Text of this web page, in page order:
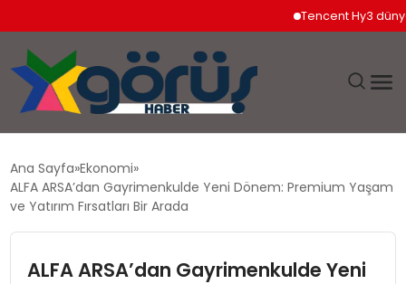
Tencent Hy3 dünya
EKONOMI
Ana Sayfa Ekonomi
ALFA ARSA’dan Gayrimenkulde Yeni Dönem: Premium Yaşam
ve Yatırım Fırsatları Bir Arada
ALFA ARSA’dan Gayrimenkulde Yeni